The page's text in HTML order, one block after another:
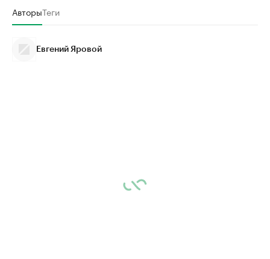
АвторыТеги
Евгений Яровой